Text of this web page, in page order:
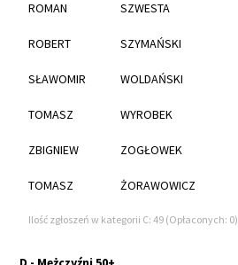
ROMAN SZWESTA
ROBERT SZYMAŃSKI
SŁAWOMIR WOLDAŃSKI
TOMASZ WYROBEK
ZBIGNIEW ZOGŁOWEK
TOMASZ ŻORAWOWICZ
Ilość zgłoszeń w kategorii C: 49 (Opłaconych: 0)